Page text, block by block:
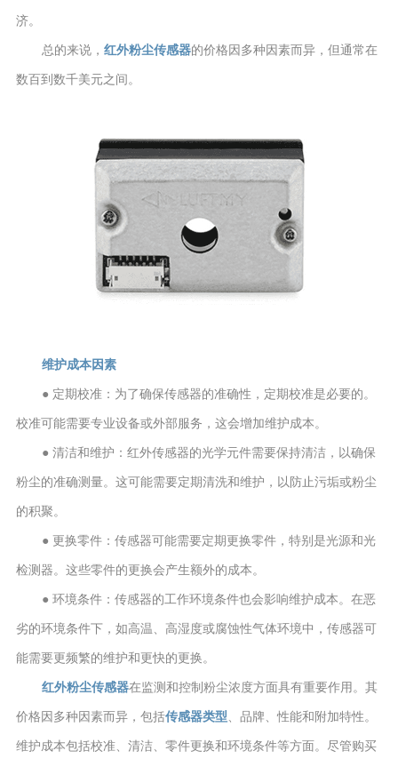
济。
总的来说， 红外粉尘传感器的价格因多种因素而异，但通常在
数百到数千美元之间。
维护成本因素
● 定期校准：为了确保传感器的准确性，定期校准是必要的。
校准可能需要专业设备或外部服务，这会增加维护成本。
● 清洁和维护：红外传感器的光学元件需要保持清洁，以确保
粉尘的准确测量。这可能需要定期清洗和维护，以防止污垢或粉尘
的积聚。
● 更换零件：传感器可能需要定期更换零件，特别是光源和光
检测器。这些零件的更换会产生额外的成本。
● 环境条件：传感器的工作环境条件也会影响维护成本。在恶
劣的环境条件下，如高温、高湿度或腐蚀性气体环境中，传感器可
能需要更频繁的维护和更快的更换。
红外粉尘传感器在监测和控制粉尘浓度方面具有重要作用。其
价格因多种因素而异，包括传感器类型、品牌、性能和附加特性。
维护成本包括校准、清洁、零件更换和环境条件等方面。尽管购买